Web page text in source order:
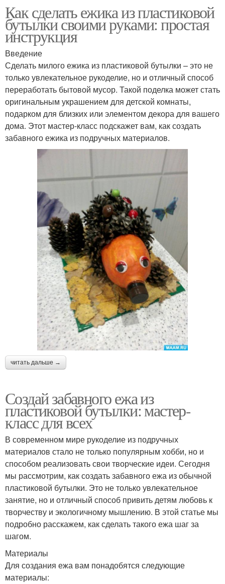
Как сделать ежика из пластиковой
бутылки своими руками: простая
инструкция
Введение
Сделать милого ежика из пластиковой бутылки – это не
только увлекательное рукоделие, но и отличный способ
переработать бытовой мусор. Такой поделка может стать
оригинальным украшением для детской комнаты,
подарком для близких или элементом декора для вашего
дома. Этот мастер-класс подскажет вам, как создать
забавного ежика из подручных материалов.
читать дальше →
Создай забавного ежа из
пластиковой бутылки: мастер-
класс для всех
В современном мире рукоделие из подручных
материалов стало не только популярным хобби, но и
способом реализовать свои творческие идеи. Сегодня
мы рассмотрим, как создать забавного ежа из обычной
пластиковой бутылки. Это не только увлекательное
занятие, но и отличный способ привить детям любовь к
творчеству и экологичному мышлению. В этой статье мы
подробно расскажем, как сделать такого ежа шаг за
шагом.
Материалы
Для создания ежа вам понадобятся следующие
материалы: